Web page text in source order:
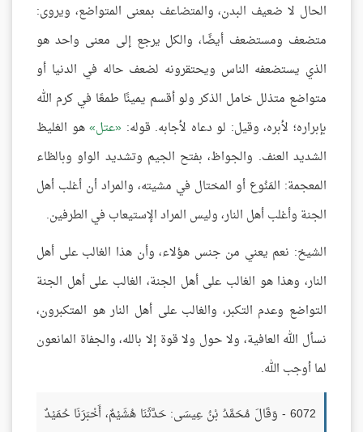
الحال لا ضعيف البدن، والمتضاعف بمعنى المتواضع، ويروى:
متضعف ومستضعف أيضًا، والكل يرجع إلى معنى واحد هو
الذي يستضعفه الناس ويحتقرونه لضعف حاله في الدنيا أو
متواضع متذلل خامل الذكر ولو أقسم يمينًا طمعًا في كرم الله
بإبراره؛ لأبره، وقيل: لو دعاه لأجابه. قوله: عتل هو الغليظ
الشديد العنف. والجواظ، بفتح الجيم وتشديد الواو وبالظاء
المعجمة: المَنُوع أو المختال في مشيته، والمراد أن أغلب أهل
الجنة وأغلب أهل النار، وليس المراد الإستيعاب في الطرفين.
الشيخ: نعم يعني من جنس هؤلاء، وأن هذا الغالب على أهل
النار، وهذا هو الغالب على أهل الجنة، الغالب على أهل الجنة
التواضع وعدم التكبر، والغالب على أهل النار هو المتكبرون،
نسأل الله العافية، ولا حول ولا قوة إلا بالله، والجفاة المانعون
لما أوجب الله.
6072 - وَقَالَ مُحَمَّدُ بْنُ عِيسَى: حَدَّثَنَا هُشَيْمٌ، أَخْبَرَنَا حُمَيْدٌ